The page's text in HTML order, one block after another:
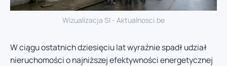
Wizualizacja SI - Aktualnosci.be
W ciągu ostatnich dziesięciu lat wyraźnie spadł udział
nieruchomości o najniższej efektywności energetycznej